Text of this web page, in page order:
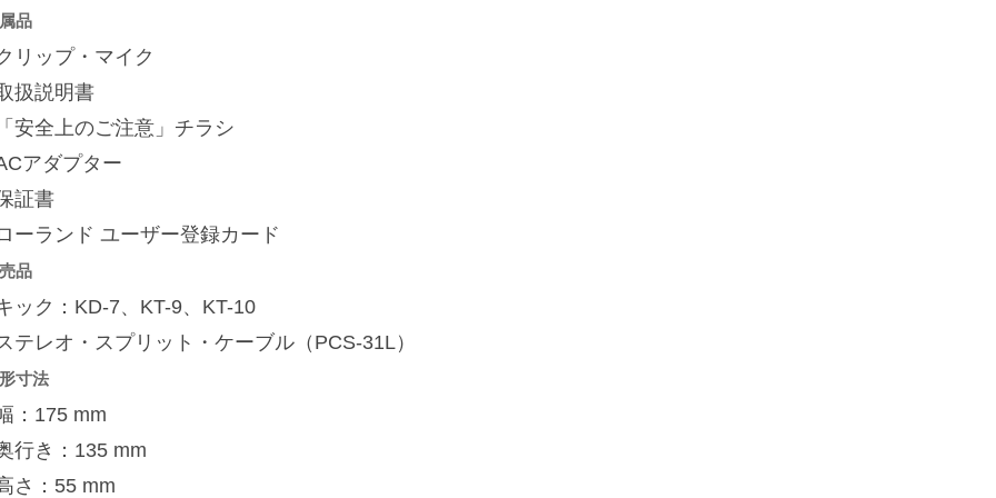
品
リップ・マイク
扱説明書
安全上のご注意」チラシ
アダプター
証書
ーランド ユーザー登録カード
品
ック：KD-7、KT-9、KT-10
テレオ・スプリット・ケーブル（PCS-31L）
寸法
：175 mm
行き：135 mm
さ：55 mm